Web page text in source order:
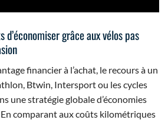
grâce aux vélos pas
financier à l’achat, le recours à un
Btwin, Intersport ou les cycles
une stratégie globale d’économies
comparant aux coûts kilométriques